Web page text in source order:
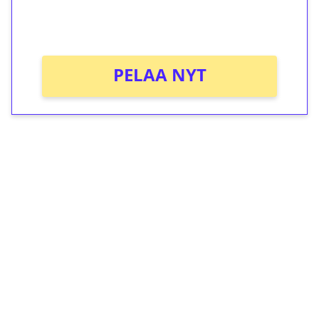
PELAA NYT